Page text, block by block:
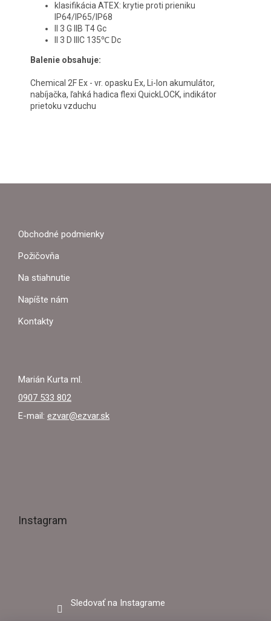
klasifikácia ATEX: krytie proti prieniku
IP64/IP65/IP68
II 3 G IIB T4 Gc
II 3 D IIIC 135℃ Dc
Balenie obsahuje:
Chemical 2F Ex - vr. opasku Ex, Li-lon akumulátor,
nabíjačka, ľahká hadica flexi QuickLOCK, indikátor
prietoku vzduchu
Z
Obchodné podmienky
Požičovňa
Na stiahnutie
Napíšte nám
Kontakty
Marián Kurta ml.
0907 533 802
E-mail: ezvar@ezvar.sk
Instagram
Sledovať na Instagrame